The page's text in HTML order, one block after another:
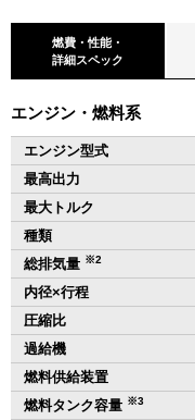
燃費・性能・
詳細スペック
エンジン・燃料系
エンジン型式
最高出力
最大トルク
種類
総排気量 ※2
内径×行程
圧縮比
過給機
燃料供給装置
燃料タンク容量 ※3